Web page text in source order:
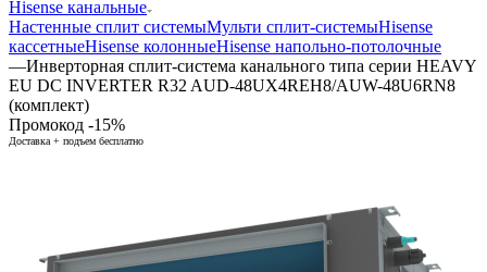
Hisense канальные
Настенные сплит системыМульти сплит-системыHisense
кассетныеHisense колонныеHisense напольно-потолочные
—Инверторная сплит-система канального типа серии HEAVY
EU DC INVERTER R32 AUD-48UX4REH8/AUW-48U6RN8
(комплект)
Промокод -15%
Доставка + подъем бесплатно